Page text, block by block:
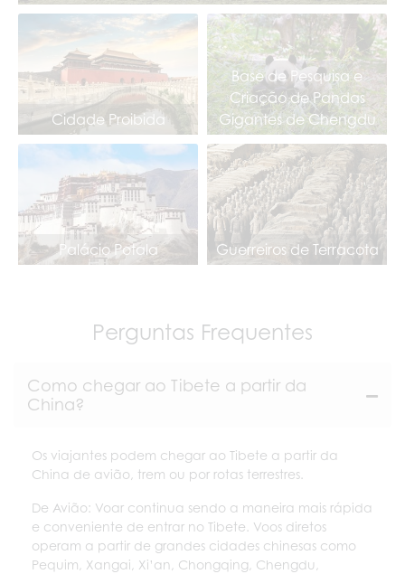
Cidade Proibida
Base de Pesquisa e
Criação de Pandas
Gigantes de Chengdu
Palácio Potala Guerreiros de Terracota
Perguntas Frequentes
Como chegar ao Tibete a partir da
China?
Os viajantes podem chegar ao Tibete a partir da
China de avião, trem ou por rotas terrestres.
De Avião: Voar continua sendo a maneira mais rápida
e conveniente de entrar no Tibete. Voos diretos
operam a partir de grandes cidades chinesas como
Pequim, Xangai, Xi’an, Chongqing, Chengdu,